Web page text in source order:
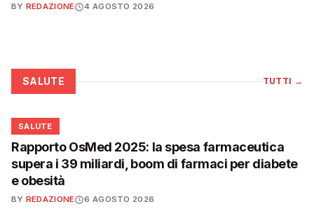
BY REDAZIONE 4 AGOSTO 2026
SALUTE TUTTI →
❤️
SALUTE
Rapporto OsMed 2025: la spesa farmaceutica
supera i 39 miliardi, boom di farmaci per diabete
e obesità
BY REDAZIONE 6 AGOSTO 2026